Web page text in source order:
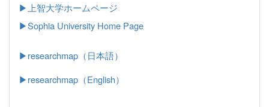
▶上智大学ホームページ
▶Sophia University Home Page
▶researchmap（日本語）
▶researchmap（English）